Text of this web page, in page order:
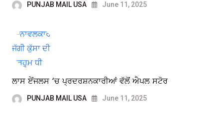
PUNJAB MAIL USA June 11, 2025
ਲਾਸ ਏਂਜਲਸ ‘ਚ ਪ੍ਰਦਰਸ਼ਨਕਾਰੀਆਂ ਵੱਲੋਂ ਐਪਲ ਸਟੋਰ
PUNJAB MAIL USA June 11, 2025